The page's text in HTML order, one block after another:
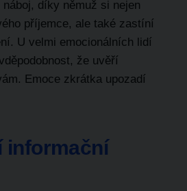
díky němuž si nejen
příjemce, ale také zastíní
U velmi emocionálních lidí
že uvěří
Emoce zkrátka upozadí
informační